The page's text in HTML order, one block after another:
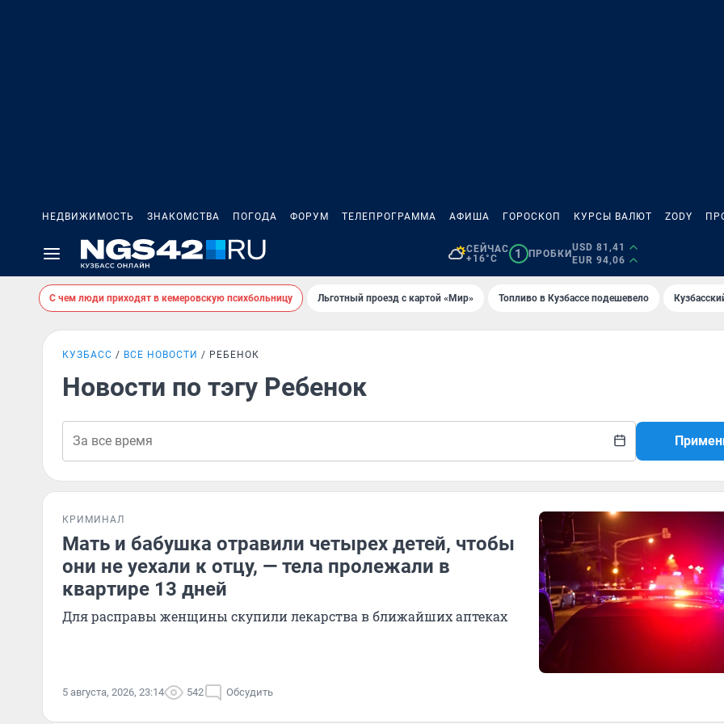
НЕДВИЖИМОСТЬ ЗНАКОМСТВА ПОГОДА ФОРУМ ТЕЛЕПРОГРАММА АФИША ГОРОСКОП КУРСЫ ВАЛЮТ ZODY
СЕЙЧАС
+16°C
1 ПРОБКИ
USD 81,41
EUR 94,06
С чем люди приходят в кемеровскую психбольницу Льготный проезд с картой «Мир» Топливо в Кузбассе подешевело
КУЗБАСС ВСЕ НОВОСТИ РЕБЕНОК
Новости по тэгу Ребенок
КРИМИНАЛ
Мать и бабушка отравили четырех детей, чтобы
они не уехали к отцу, — тела пролежали в
квартире 13 дней
Для расправы женщины скупили лекарства в ближайших аптеках
5 августа, 2026, 23:14 542 Обсудить